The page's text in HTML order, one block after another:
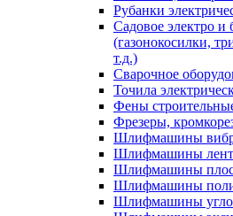
Рубанки
Садовое электро и
(газонокосилки,
т.д.)
Сварочное
Точила
Фены
Фрезеры,
Шлифмашины
Шлифмашины
Шлифмашины
Шлифмашины
Шлифмашины